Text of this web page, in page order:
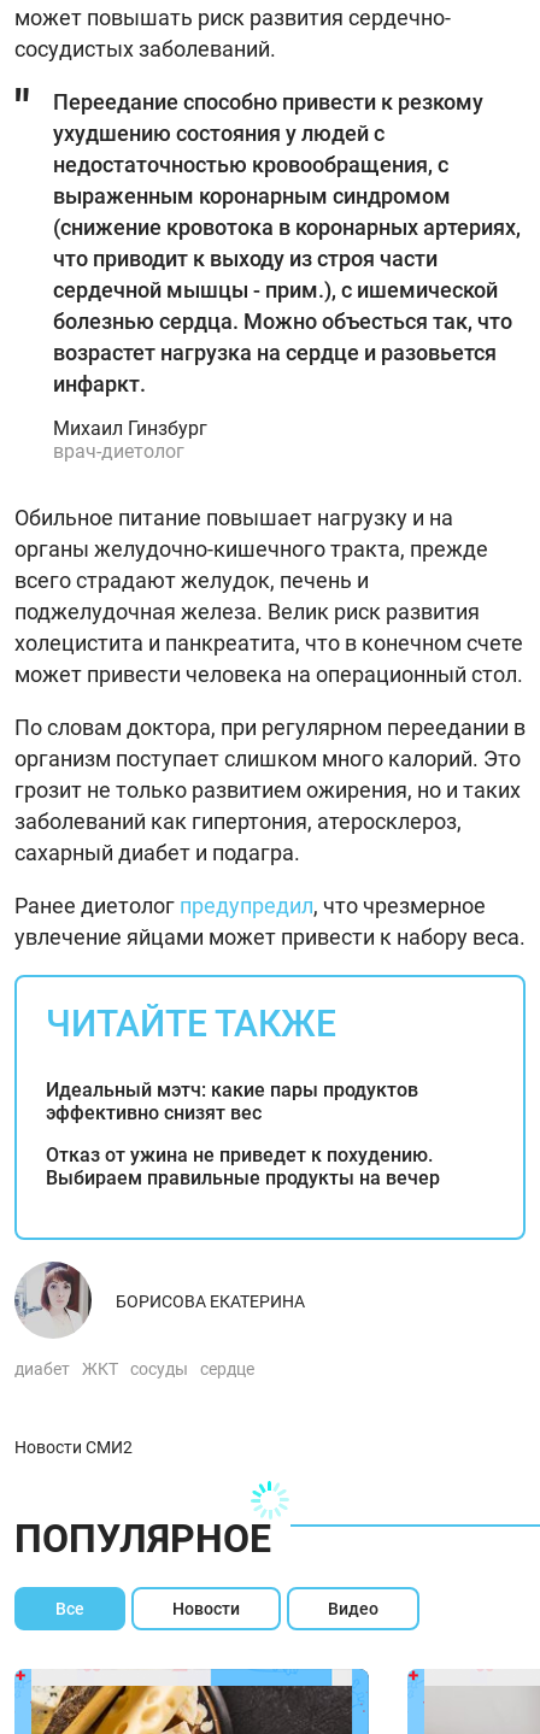
может повышать риск развития сердечно-
сосудистых заболеваний.
Переедание способно привести к резкому
ухудшению состояния у людей с
недостаточностью кровообращения, с
выраженным коронарным синдромом
(снижение кровотока в коронарных артериях,
что приводит к выходу из строя части
сердечной мышцы - прим.), с ишемической
болезнью сердца. Можно объесться так, что
возрастет нагрузка на сердце и разовьется
инфаркт.
Михаил Гинзбург
врач-диетолог
Обильное питание повышает нагрузку и на
органы желудочно-кишечного тракта, прежде
всего страдают желудок, печень и
поджелудочная железа. Велик риск развития
холецистита и панкреатита, что в конечном счете
может привести человека на операционный стол.
По словам доктора, при регулярном переедании в
организм поступает слишком много калорий. Это
грозит не только развитием ожирения, но и таких
заболеваний как гипертония, атеросклероз,
сахарный диабет и подагра.
Ранее диетолог предупредил, что чрезмерное
увлечение яйцами может привести к набору веса.
ЧИТАЙТЕ ТАКЖЕ
Идеальный мэтч: какие пары продуктов
эффективно снизят вес
Отказ от ужина не приведет к похудению.
Выбираем правильные продукты на вечер
БОРИСОВА ЕКАТЕРИНА
диабет ЖКТ сосуды сердце
Новости СМИ2
ПОПУЛЯРНОЕ
Все Новости Видео